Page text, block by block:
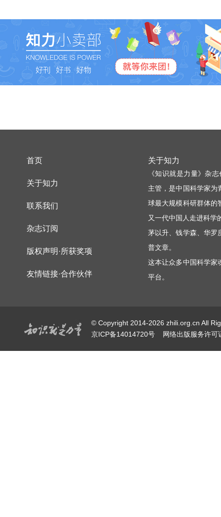
首页
关于知力
联系我们
杂志订阅
版权声明·所获奖项
友情链接·合作伙伴
关于知力
《知识就是力量》杂
主管，是中国科学家为
球最大规模科研群体的
又一代中国人走进科学
茅以升、钱学森、华罗
普文章。
这本让众多中国科学家
平台。
© Copyright 2014-2026 zhili.org.cn All
京ICP备14014720号
网络出版服务许可